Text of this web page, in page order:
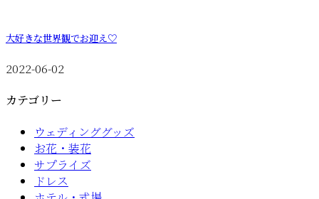
大好きな世界観でお迎え♡
2022-06-02
カテゴリー
ウェディンググッズ
お花・装花
サプライズ
ドレス